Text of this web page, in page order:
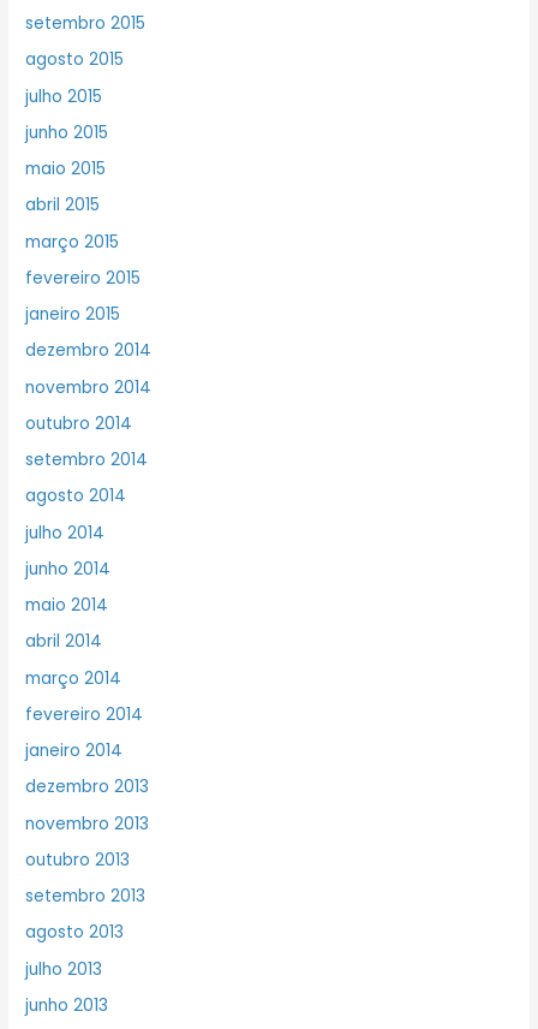
setembro 2015
agosto 2015
julho 2015
junho 2015
maio 2015
abril 2015
março 2015
fevereiro 2015
janeiro 2015
dezembro 2014
novembro 2014
outubro 2014
setembro 2014
agosto 2014
julho 2014
junho 2014
maio 2014
abril 2014
março 2014
fevereiro 2014
janeiro 2014
dezembro 2013
novembro 2013
outubro 2013
setembro 2013
agosto 2013
julho 2013
junho 2013